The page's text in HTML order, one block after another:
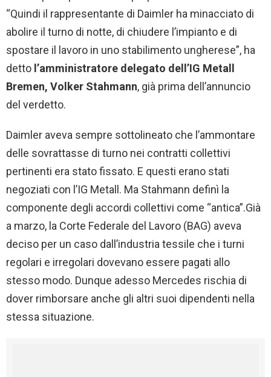
“Quindi il rappresentante di Daimler ha minacciato di
abolire il turno di notte, di chiudere l’impianto e di
spostare il lavoro in uno stabilimento ungherese”, ha
detto l’amministratore delegato dell’IG Metall
Bremen, Volker Stahmann, già prima dell’annuncio
del verdetto.
Daimler aveva sempre sottolineato che l’ammontare
delle sovrattasse di turno nei contratti collettivi
pertinenti era stato fissato. E questi erano stati
negoziati con l’IG Metall. Ma Stahmann definì la
componente degli accordi collettivi come “antica”.Già
a marzo, la Corte Federale del Lavoro (BAG) aveva
deciso per un caso dall’industria tessile che i turni
regolari e irregolari dovevano essere pagati allo
stesso modo. Dunque adesso Mercedes rischia di
dover rimborsare anche gli altri suoi dipendenti nella
stessa situazione.